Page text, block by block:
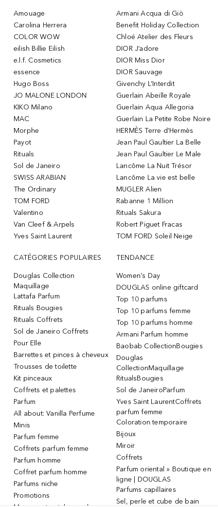
Amouage
Carolina Herrera
COLOR WOW
eilish Billie Eilish
e.l.f. Cosmetics
essence
Hugo Boss
JO MALONE LONDON
KIKO Milano
MAC
Morphe
Payot
Rituals
Sol de Janeiro
SWISS ARABIAN
The Ordinary
TOM FORD
Valentino
Van Cleef & Arpels
Yves Saint Laurent
Armani Acqua di Giò
Benefit Holiday Collection
Chloé Atelier des Fleurs
DIOR J’adore
DIOR Miss Dior
DIOR Sauvage
Givenchy L’Interdit
Guerlain Abeille Royale
Guerlain Aqua Allegoria
Guerlain La Petite Robe Noire
HERMÈS Terre d’Hermès
Jean Paul Gaultier La Belle
Jean Paul Gaultier Le Male
Lancôme La Nuit Trésor
Lancôme La vie est belle
MUGLER Alien
Rabanne 1 Million
Rituals Sakura
Robert Piguet Fracas
TOM FORD Soleil Neige
CATÉGORIES POPULAIRES
Douglas Collection
Maquillage
Lattafa Parfum
Rituals Bougies
Rituals Coffrets
Sol de Janeiro Coffrets
Pour Elle
Barrettes et pinces à cheveux
Trousses de toilette
Kit pinceaux
Coffrets et palettes
Parfum
All about: Vanilla Perfume
Minis
Parfum femme
Coffrets parfum femme
Parfum homme
Coffret parfum homme
Parfums niche
Promotions
TENDANCE
Women's Day
DOUGLAS online giftcard
Top 10 parfums
Top 10 parfums femme
Top 10 parfums homme
Armani Parfum homme
Baobab CollectionBougies
Douglas
CollectionMaquillage
RitualsBougies
Sol de JaneiroParfum
Yves Saint LaurentCoffrets
parfum femme
Coloration temporaire
Bijoux
Miroir
Coffrets
Parfum oriental » Boutique en
ligne | DOUGLAS
Parfums capillaires
Sel, perle et cube de bain